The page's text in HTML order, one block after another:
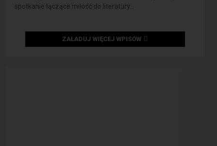
spotkanie łączące miłość do literatury...
ZAŁADUJ WIĘCEJ WPISÓW